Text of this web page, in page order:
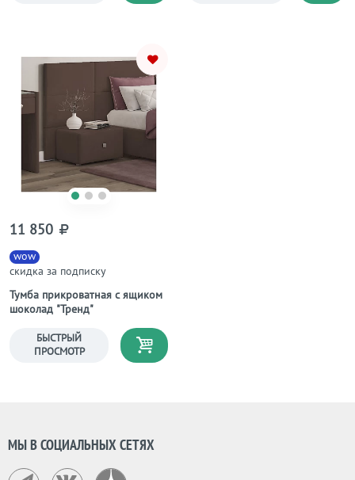
Тумба прикроватная с ящиком
шоколад "Тренд"
wow
скидка за подписку
11 850
БЫСТРЫЙ
ПРОСМОТР
МЫ В СОЦИАЛЬНЫХ СЕТЯХ